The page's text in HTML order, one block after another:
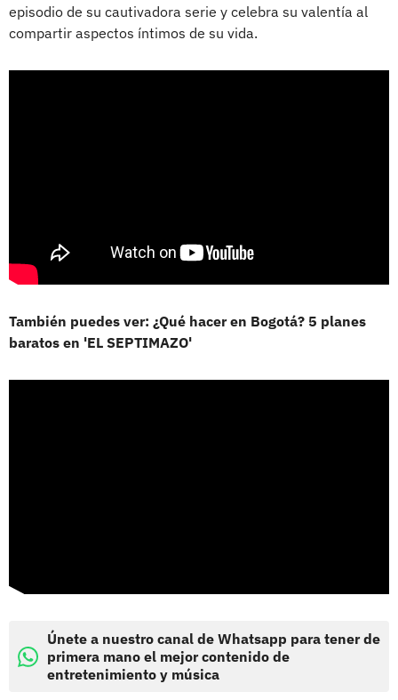
episodio de su cautivadora serie y celebra su valentía al
compartir aspectos íntimos de su vida.
También puedes ver: ¿Qué hacer en Bogotá? 5 planes
baratos en 'EL SEPTIMAZO'
Únete a nuestro canal de Whatsapp para tener de
primera mano el mejor contenido de
entretenimiento y música